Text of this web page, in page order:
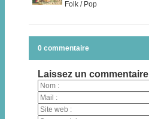
Folk / Pop
0 commentaire
Laissez un commentaire